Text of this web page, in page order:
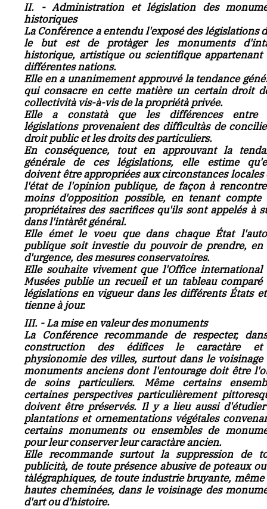
II. - Administration et législation des
historiques
La Conférence a entendu l'exposé des législations
le but est de protàger les monuments
historique, artistique ou scientifique appartenant
différentes nations.
Elle en a unanimement approuvé la tendance
qui consacre en cette matière un certain droit
collectività vis-à-vis de la propriétà privée.
Elle a constatà que les différences entre
législations provenaient des difficultàs de
droit public et les droits des particuliers.
En conséquence, tout en approuvant la
générale de ces législations, elle estime
doivent être appropriées aux circonstances locales
l'état de l'opinion publique, de façon à
moins d'opposition possible, en tenant compte
propriétaires des sacrifices qu'ils sont appelés à
dans l'intàrêt général.
Elle émet le voeu que dans chaque État
publique soit investie du pouvoir de prendre, en
d'urgence, des mesures conservatoires.
Elle souhaite vivement que l'Office international
Musées publie un recueil et un tableau comparé
législations en vigueur dans les différents États
tienne à jour.
III. - La mise en valeur des monuments
La Conférence recommande de respecter,
construction des édifices le caractàre
physionomie des villes, surtout dans le voisinage
monuments anciens dont l'entourage doit être
de soins particuliers. Même certains
certaines perspectives particulièrement
doivent être préservés. Il y a lieu aussi
plantations et ornementations végétales
certains monuments ou ensembles de
pour leur conserver leur caractàre ancien.
Elle recommande surtout la suppression de
publicità, de toute présence abusive de poteaux
tàlégraphiques, de toute industrie bruyante, même
hautes cheminées, dans le voisinage des
d'art ou d'histoire.